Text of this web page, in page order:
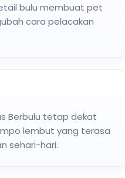
bulu membuat pet
cara pelacakan
Berbulu tetap dekat
lembut yang terasa
sehari-hari.